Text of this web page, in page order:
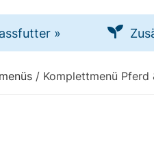
»
/ Komplettmenü Pferd